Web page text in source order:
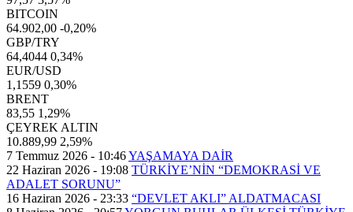
BITCOIN
64.902,00 -0,20%
GBP/TRY
64,4044 0,34%
EUR/USD
1,1559 0,30%
BRENT
83,55 1,29%
ÇEYREK ALTIN
10.889,99 2,59%
7 Temmuz 2026 - 10:46YAŞAMAYA DAİR
22 Haziran 2026 - 19:08 TÜRKİYE’NİN “DEMOKRASİ VE
ADALET SORUNU”
16 Haziran 2026 - 23:33 “DEVLET AKLI” ALDATMACASI